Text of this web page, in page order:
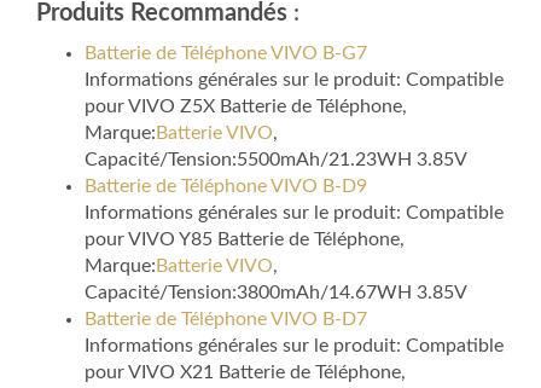
Produits Recommandés :
Batterie de Téléphone VIVO B-G7
Informations générales sur le produit: Compatible
pour VIVO Z5X Batterie de Téléphone,
Marque: Batterie VIVO,
Capacité/Tension:5500mAh/21.23WH 3.85V
Batterie de Téléphone VIVO B-D9
Informations générales sur le produit: Compatible
pour VIVO Y85 Batterie de Téléphone,
Marque: Batterie VIVO,
Capacité/Tension:3800mAh/14.67WH 3.85V
Batterie de Téléphone VIVO B-D7
Informations générales sur le produit: Compatible
pour VIVO X21 Batterie de Téléphone,